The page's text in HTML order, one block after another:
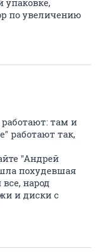
упаковке,
по увеличению
там и
работают так,
"Андрей
похудевшая
народ
и диски с